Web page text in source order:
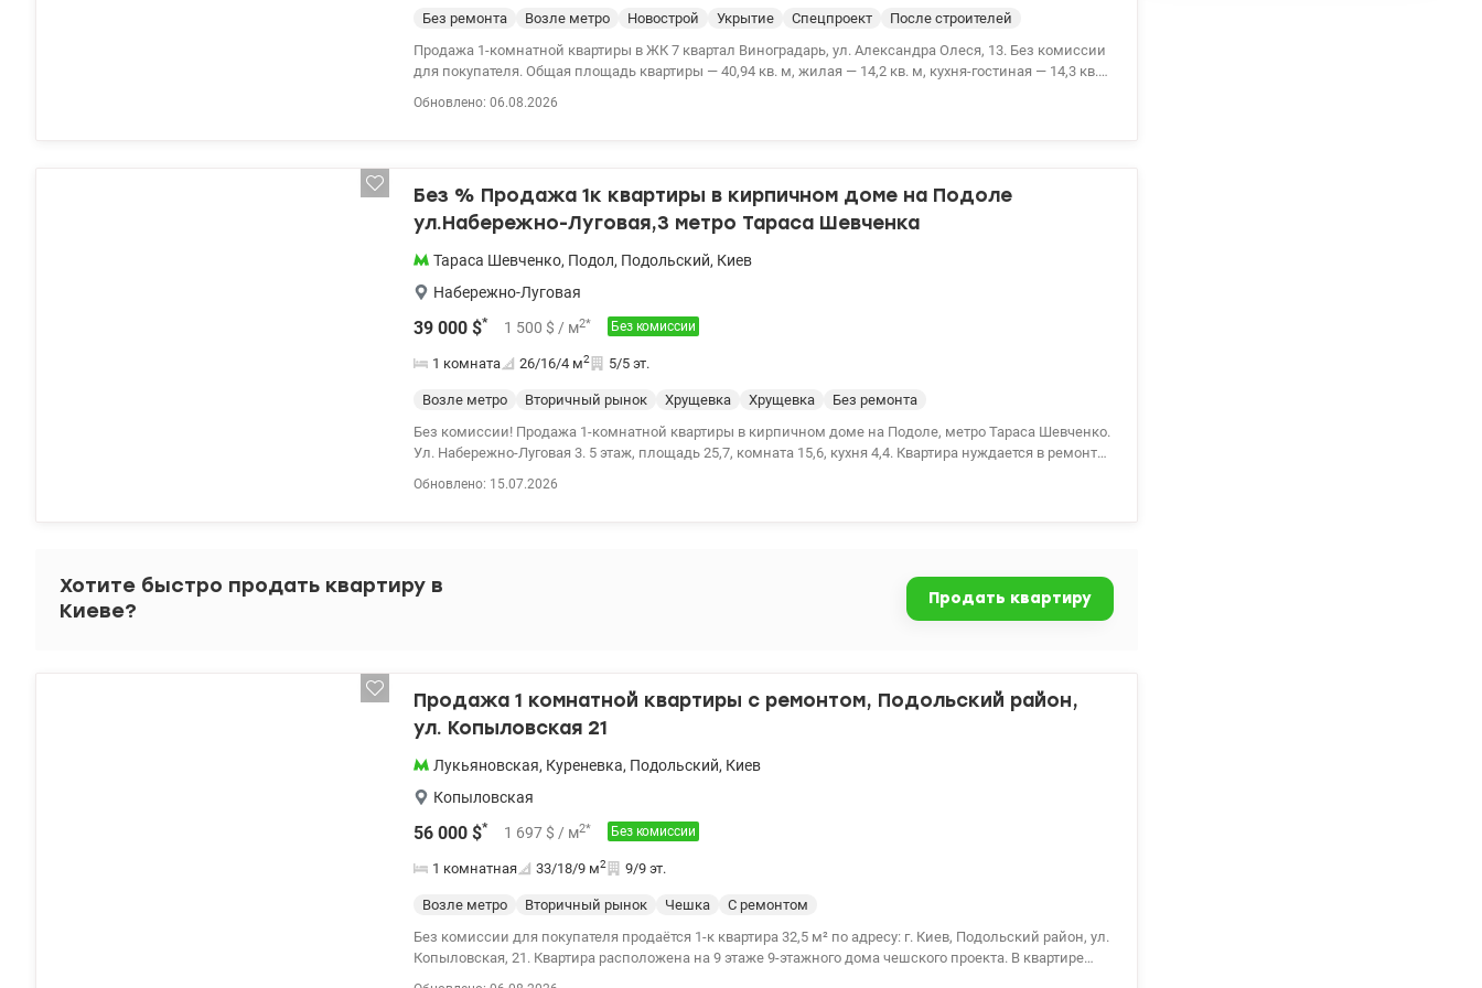
Без ремонта Возле метро Новострой Укрытие Спецпроект
После строителей
Продажа 1-комнатной квартиры в ЖК 7 квартал Виноградарь, ул. Александра Олеся, 13. Без комиссии
для покупателя. Общая площадь квартиры — 40,94 кв. м, жилая — 14,2 кв. м, кухня-гостиная — 14,3 кв.
Обновлено: 06.08.2026
Без % Продажа 1к квартиры в кирпичном доме на Подоле
ул.Набережно-Луговая,3 метро Тараса Шевченка
Тараса Шевченко, Подол, Подольский, Киев
Набережно-Луговая
39 000 $* 1 500 $ / м2* Без комиссии
1 комната 26/16/4 м2 5/5 эт.
Возле метро Вторичный рынок Хрущевка Хрущевка
Без ремонта
Без комиссии! Продажа 1-комнатной квартиры в кирпичном доме на Подоле, метро Тараса Шевченко.
Ул. Набережно-Луговая 3. 5 этаж, площадь 25,7, комната 15,6, кухня 4,4. Квартира нуждается в ремонте.
Обновлено: 15.07.2026
Хотите быстро продать квартиру в
Киеве?
Продать квартиру
Продажа 1 комнатной квартиры с ремонтом, Подольский район,
ул. Копыловская 21
Лукьяновская, Куреневка, Подольский, Киев
Копыловская
56 000 $* 1 697 $ / м2* Без комиссии
1 комнатная 33/18/9 м2 9/9 эт.
Возле метро Вторичный рынок Чешка
С ремонтом
Без комиссии для покупателя продаётся 1-к квартира 32,5 м² по адресу: г. Киев, Подольский район, ул.
Копыловская, 21. Квартира расположена на 9 этаже 9-этажного дома чешского проекта. В квартире